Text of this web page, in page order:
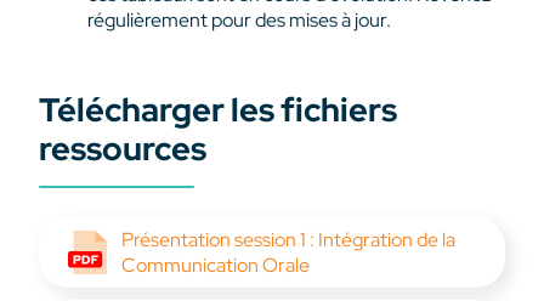
régulièrement pour des mises à jour.
Télécharger les fichiers
ressources
Présentation session 1 : Intégration de la
Communication Orale